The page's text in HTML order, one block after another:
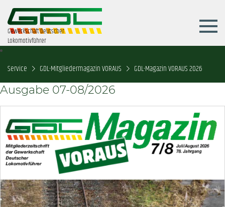
Gewerkschaft Deutscher
Lokomotivführer
Service GDL-Mitgliedermagazin VORAUS GDL-Magazin VORAUS 2026
Ausgabe 07-08/2026